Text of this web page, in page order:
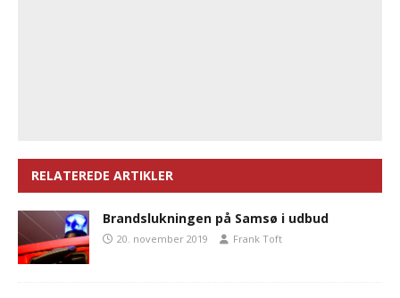
RELATEREDE ARTIKLER
Brandslukningen på Samsø i udbud
20. november 2019 Frank Toft